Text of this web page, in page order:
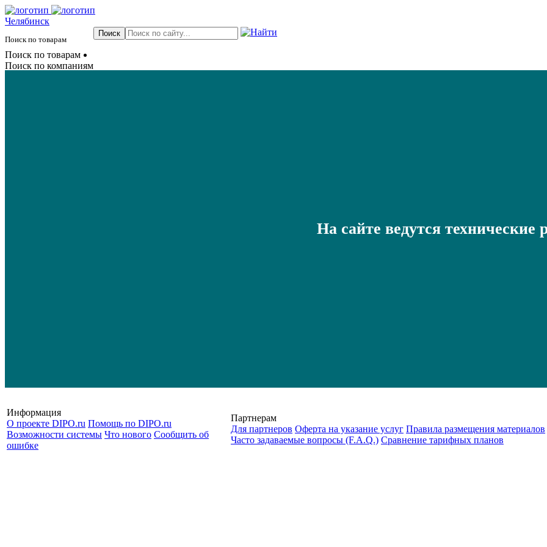
Челябинск
Поиск по товарам
Поиск по товарам
Поиск по компаниям
На сайте ведутся технические
Информация
О проекте DIPO.ru Помощь по DIPO.ru
Возможности системы Что нового Сообщить об
ошибке
Партнерам
Для партнеров Оферта на указание услуг Правила размещения материалов
Часто задаваемые вопросы (F.A.Q.) Cравнение тарифных планов